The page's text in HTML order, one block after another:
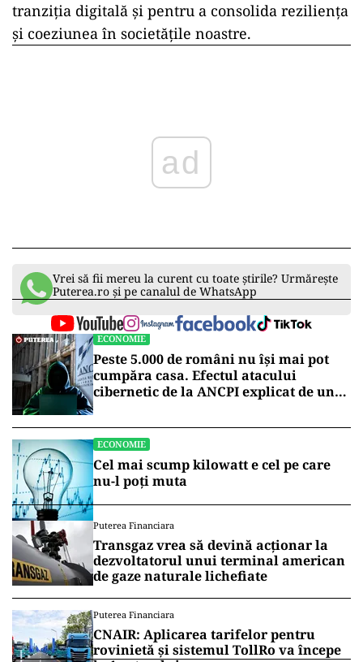
tranziţia digitală şi pentru a consolida rezilienţa
şi coeziunea în societăţile noastre.
ad
Vrei să fii mereu la curent cu toate știrile? Urmărește
Puterea.ro și pe canalul de WhatsApp
ECONOMIE
Peste 5.000 de români nu își mai pot
cumpăra casa. Efectul atacului
cibernetic de la ANCPI explicat de un
ECONOMIE
Cel mai scump kilowatt e cel pe care
nu-l poți muta
Puterea Financiara
Transgaz vrea să devină acționar la
dezvoltatorul unui terminal american
de gaze naturale lichefiate
Puterea Financiara
CNAIR: Aplicarea tarifelor pentru
rovinietă și sistemul TollRo va începe